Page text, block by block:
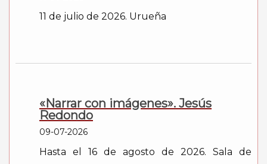
11 de julio de 2026. Urueña
«Narrar con imágenes». Jesús
Redondo
09-07-2026
Hasta el 16 de agosto de 2026. Sala de